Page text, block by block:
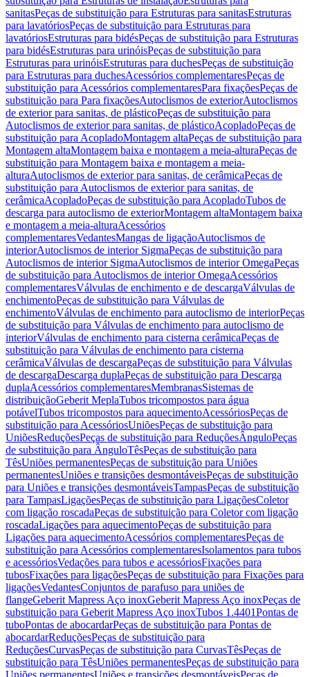
sanitasPeças de substituição para Estruturas para sanitasEstruturas
para lavatóriosPeças de substituição para Estruturas para
lavatóriosEstruturas para bidésPeças de substituição para Estruturas
para bidésEstruturas para urinóisPeças de substituição para
Estruturas para urinóisEstruturas para duchesPeças de substituição
para Estruturas para duchesAcessórios complementaresPeças de
substituição para Acessórios complementaresPara fixaçõesPeças de
substituição para Para fixaçõesAutoclismos de exteriorAutoclismos
de exterior para sanitas, de plásticoPeças de substituição para
Autoclismos de exterior para sanitas, de plásticoAcopladoPeças de
substituição para AcopladoMontagem altaPeças de substituição para
Montagem altaMontagem baixa e montagem a meia-alturaPeças de
substituição para Montagem baixa e montagem a meia-
alturaAutoclismos de exterior para sanitas, de cerâmicaPeças de
substituição para Autoclismos de exterior para sanitas, de
cerâmicaAcopladoPeças de substituição para AcopladoTubos de
descarga para autoclismo de exteriorMontagem altaMontagem baixa
e montagem a meia-alturaAcessórios
complementaresVedantesMangas de ligaçãoAutoclismos de
interiorAutoclismos de interior SigmaPeças de substituição para
Autoclismos de interior SigmaAutoclismos de interior OmegaPeças
de substituição para Autoclismos de interior OmegaAcessórios
complementaresVálvulas de enchimento e de descargaVálvulas de
enchimentoPeças de substituição para Válvulas de
enchimentoVálvulas de enchimento para autoclismo de interiorPeças
de substituição para Válvulas de enchimento para autoclismo de
interiorVálvulas de enchimento para cisterna cerâmicaPeças de
substituição para Válvulas de enchimento para cisterna
cerâmicaVálvulas de descargaPeças de substituição para Válvulas
de descargaDescarga duplaPeças de substituição para Descarga
duplaAcessórios complementaresMembranasSistemas de
distribuiçãoGeberit MeplaTubos tricompostos para água
potávelTubos tricompostos para aquecimentoAcessóriosPeças de
substituição para AcessóriosUniõesPeças de substituição para
UniõesReduçõesPeças de substituição para ReduçõesÂnguloPeças
de substituição para ÂnguloTêsPeças de substituição para
TêsUniões permanentesPeças de substituição para Uniões
permanentesUniões e transições desmontáveisPeças de substituição
para Uniões e transições desmontáveisTampasPeças de substituição
para TampasLigaçõesPeças de substituição para LigaçõesColetor
com ligação roscadaPeças de substituição para Coletor com ligação
roscadaLigações para aquecimentoPeças de substituição para
Ligações para aquecimentoAcessórios complementaresPeças de
substituição para Acessórios complementaresIsolamentos para tubos
e acessóriosVedações para tubos e acessóriosFixações para
tubosFixações para ligaçõesPeças de substituição para Fixações para
ligaçõesVedantesConjuntos de parafuso para uniões de
flangeGeberit Mapress Aço inoxGeberit Mapress Aço inoxPeças de
substituição para Geberit Mapress Aço inoxTubos 1.4401Pontas de
tuboPontas de abocardarPeças de substituição para Pontas de
abocardarReduçõesPeças de substituição para
ReduçõesCurvasPeças de substituição para CurvasTêsPeças de
substituição para TêsUniões permanentesPeças de substituição para
Uniões permanentesUniões e transições desmontáveisPeças de